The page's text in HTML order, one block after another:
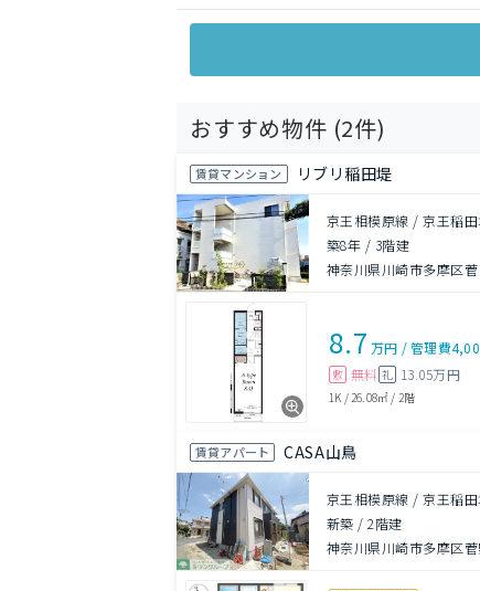
おすすめ物件 (2件)
賃貸マンション リブリ稲田堤
京王相模原線 / 京王稲
築8年 / 3階建
神奈川県川崎市多摩区
8.7 万円 /管理費
敷 無料 礼 13.05万円
1K / 26.08㎡ / 2階
賃貸アパート CASA山鳥
京王相模原線 / 京王稲
新築 /2階建
神奈川県川崎市多摩区